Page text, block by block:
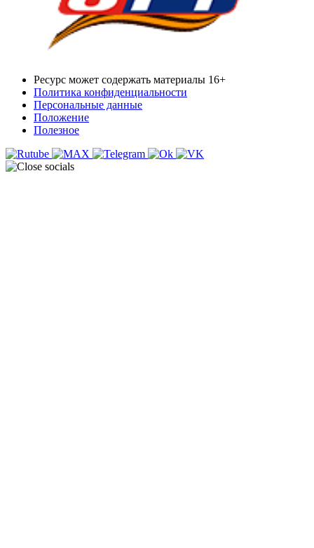
Ресурс может содержать материалы 16+
Политика конфиденциальности
Персональные данные
Положение
Полезное